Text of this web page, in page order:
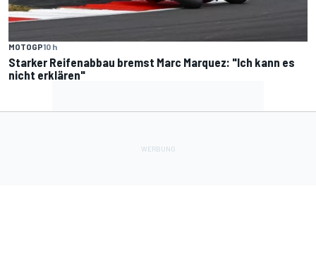
MOTOGP10 h
Starker Reifenabbau bremst Marc Marquez: "Ich kann es
nicht erklären"